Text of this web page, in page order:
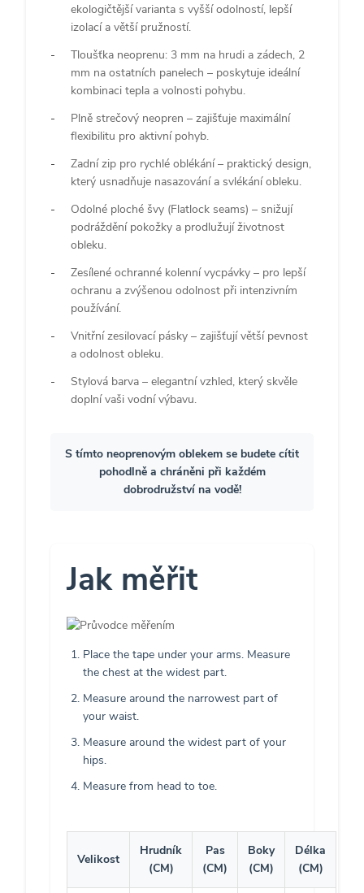
ekologičtější varianta s vyšší odolností, lepší
izolací a větší pružností.
Tloušťka neoprenu: 3 mm na hrudi a zádech, 2
mm na ostatních panelech – poskytuje ideální
kombinaci tepla a volnosti pohybu.
Plně strečový neopren – zajišťuje maximální
flexibilitu pro aktivní pohyb.
Zadní zip pro rychlé oblékání – praktický design,
který usnadňuje nasazování a svlékání obleku.
Odolné ploché švy (Flatlock seams) – snižují
podráždění pokožky a prodlužují životnost
obleku.
Zesílené ochranné kolenní vycpávky – pro lepší
ochranu a zvýšenou odolnost při intenzivním
používání.
Vnitřní zesilovací pásky – zajišťují větší pevnost
a odolnost obleku.
Stylová barva – elegantní vzhled, který skvěle
doplní vaši vodní výbavu.
S tímto neoprenovým oblekem se budete cítit
pohodlně a chráněni při každém
dobrodružství na vodě!
Jak měřit
Place the tape under your arms. Measure
the chest at the widest part.
Measure around the narrowest part of
your waist.
Measure around the widest part of your
hips.
Measure from head to toe.
Velikost
Hrudník
(CM)
Pas
(CM)
Boky
(CM)
Délka
(CM)